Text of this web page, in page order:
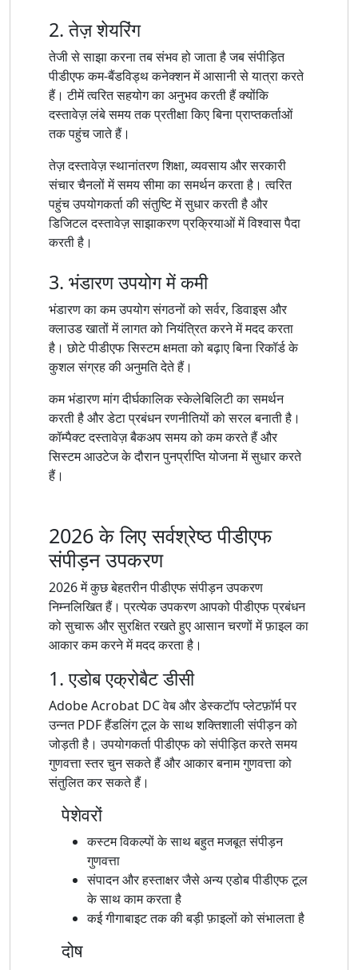
2. तेज़ शेयरिंग
तेजी से साझा करना तब संभव हो जाता है जब संपीड़ित
पीडीएफ कम-बैंडविड्थ कनेक्शन में आसानी से यात्रा करते
हैं। टीमें त्वरित सहयोग का अनुभव करती हैं क्योंकि
दस्तावेज़ लंबे समय तक प्रतीक्षा किए बिना प्राप्तकर्ताओं
तक पहुंच जाते हैं।
तेज़ दस्तावेज़ स्थानांतरण शिक्षा, व्यवसाय और सरकारी
संचार चैनलों में समय सीमा का समर्थन करता है। त्वरित
पहुंच उपयोगकर्ता की संतुष्टि में सुधार करती है और
डिजिटल दस्तावेज़ साझाकरण प्रक्रियाओं में विश्वास पैदा
करती है।
3. भंडारण उपयोग में कमी
भंडारण का कम उपयोग संगठनों को सर्वर, डिवाइस और
क्लाउड खातों में लागत को नियंत्रित करने में मदद करता
है। छोटे पीडीएफ सिस्टम क्षमता को बढ़ाए बिना रिकॉर्ड के
कुशल संग्रह की अनुमति देते हैं।
कम भंडारण मांग दीर्घकालिक स्केलेबिलिटी का समर्थन
करती है और डेटा प्रबंधन रणनीतियों को सरल बनाती है।
कॉम्पैक्ट दस्तावेज़ बैकअप समय को कम करते हैं और
सिस्टम आउटेज के दौरान पुनर्प्राप्ति योजना में सुधार करते
हैं।
2026 के लिए सर्वश्रेष्ठ पीडीएफ
संपीड़न उपकरण
2026 में कुछ बेहतरीन पीडीएफ संपीड़न उपकरण
निम्नलिखित हैं। प्रत्येक उपकरण आपको पीडीएफ प्रबंधन
को सुचारू और सुरक्षित रखते हुए आसान चरणों में फ़ाइल का
आकार कम करने में मदद करता है।
1. एडोब एक्रोबैट डीसी
Adobe Acrobat DC वेब और डेस्कटॉप प्लेटफ़ॉर्म पर
उन्नत PDF हैंडलिंग टूल के साथ शक्तिशाली संपीड़न को
जोड़ती है। उपयोगकर्ता पीडीएफ को संपीड़ित करते समय
गुणवत्ता स्तर चुन सकते हैं और आकार बनाम गुणवत्ता को
संतुलित कर सकते हैं।
पेशेवरों
कस्टम विकल्पों के साथ बहुत मजबूत संपीड़न
गुणवत्ता
संपादन और हस्ताक्षर जैसे अन्य एडोब पीडीएफ टूल
के साथ काम करता है
कई गीगाबाइट तक की बड़ी फ़ाइलों को संभालता है
दोष